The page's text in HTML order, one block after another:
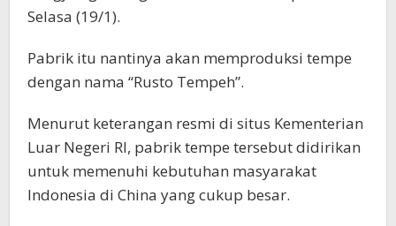
Selasa (19/1).
Pabrik itu nantinya akan memproduksi tempe
dengan nama “Rusto Tempeh”.
Menurut keterangan resmi di situs Kementerian
Luar Negeri RI, pabrik tempe tersebut didirikan
untuk memenuhi kebutuhan masyarakat
Indonesia di China yang cukup besar.